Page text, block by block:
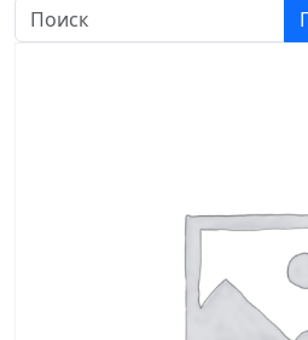
Будни: